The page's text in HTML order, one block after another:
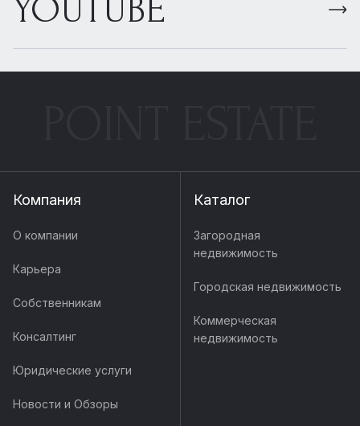
YOUTUBE
Компания
О компании
Карьера
Собственникам
Консалтинг
Юридические услуги
Новости и Обзоры
Каталог
Загородная
недвижимость
Городская недвижимость
Коммерческая
недвижимость